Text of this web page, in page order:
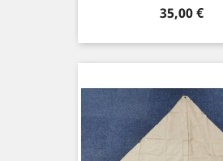
Prix
35,00 €